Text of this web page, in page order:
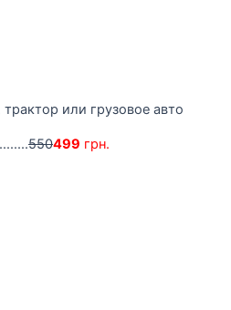
или грузовое авто
550499 грн.